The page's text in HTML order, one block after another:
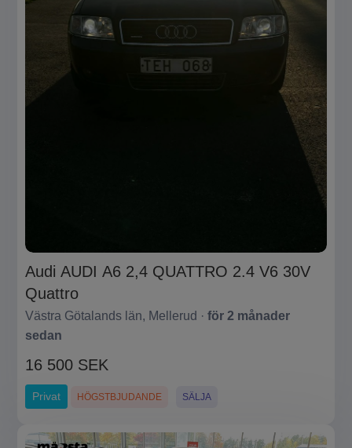
Audi AUDI A6 2,4 QUATTRO 2.4 V6 30V
Quattro
Västra Götalands län, Mellerud · för 2 månader
sedan
16 500 SEK
Privat HÖGSTBJUDANDE SÄLJA